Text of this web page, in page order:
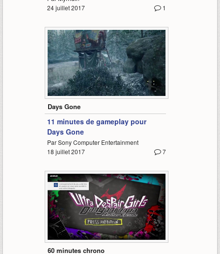
1
24 juillet 2017
11:18
Days Gone
11 minutes de gameplay pour
Days Gone
Par Sony Computer Entertainment
7
18 juillet 2017
65:22
60 minutes chrono